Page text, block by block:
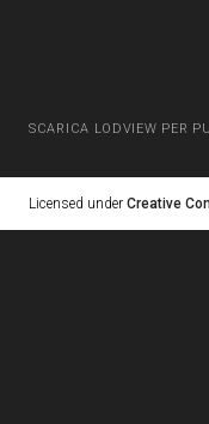
SCARICA LODVIEW PER
Licensed under Creative